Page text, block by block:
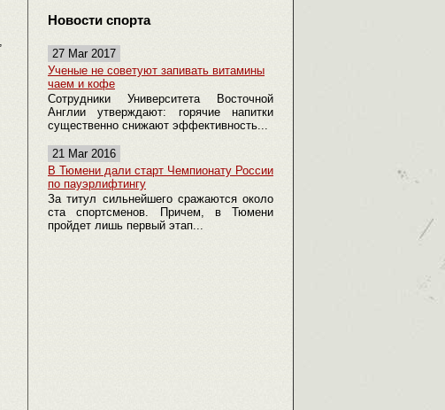
Новости спорта
27 Mar 2017
Ученые не советуют запивать витамины
чаем и кофе
Сотрудники Университета Восточной
Англии утверждают: горячие напитки
существенно снижают эффективность...
21 Mar 2016
В Тюмени дали старт Чемпионату России
по пауэрлифтингу
За титул сильнейшего сражаются около
ста спортсменов. Причем, в Тюмени
пройдет лишь первый этап...